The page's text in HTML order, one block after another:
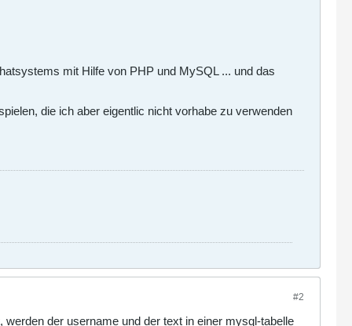
mit Hilfe von PHP und MySQL ... und das
die ich aber eigentlic nicht vorhabe zu verwenden
#2
der username und der text in einer mysql-tabelle